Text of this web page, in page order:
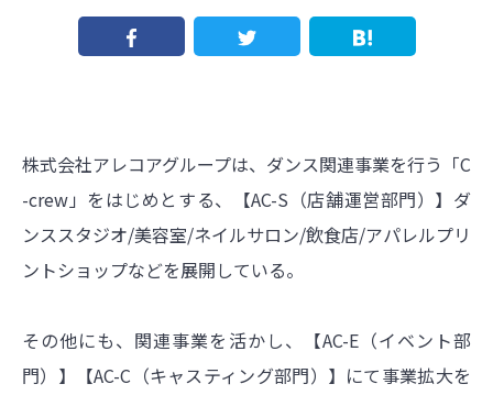
株式会社アレコアグループは、ダンス関連事業を行う「C
-crew」をはじめとする、【AC-S（店舗運営部門）】ダ
ンススタジオ/美容室/ネイルサロン/飲食店/アパレルプリ
ントショップなどを展開している。
その他にも、関連事業を活かし、【AC-E（イベント部
門）】【AC-C（キャスティング部門）】にて事業拡大を